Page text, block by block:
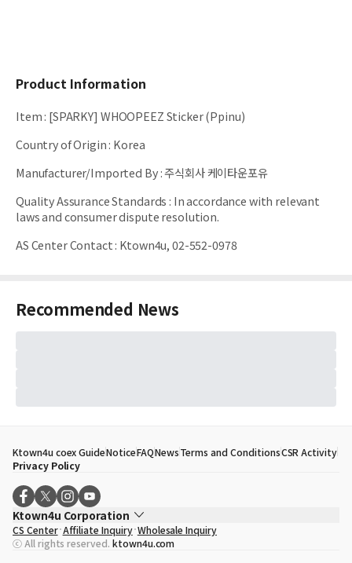
Product Information
Item: [SPARKY] WHOOPEEZ Sticker (Ppinu)
Country of Origin: Korea
Manufacturer/Imported By:주식회사 케이타운포유
Quality Assurance Standards : In accordance with relevant
laws and consumer dispute resolution.
AS Center Contact: Ktown4u, 02-552-0978
Recommended News
Ktown4u coex GuideNoticeFAQNewsTerms and ConditionsCSR Activity
Privacy Policy
Ktown4u Corporation
CEO
Song Hyo Min
Business Registration No. 120-87-71116
CS Center Affiliate Inquiry Wholesale Inquiry
ⓒ All rights reserved. ktown4u.com